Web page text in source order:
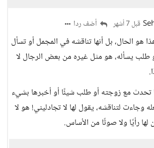
قبل 7 أشهر أضف ردا
هو الحال، بل أنها تناقشه في المجمل أو تسأل
يسأله، هو مثل غيره من بعض الرجال لا
تحدث مع زوجته أو طلب شيئًا أو أخبرها بشيء
وجاءت لتناقشه، يقول لها لا تجادليني! هو لا
رأيًا ولا صوتًا من الأساس.